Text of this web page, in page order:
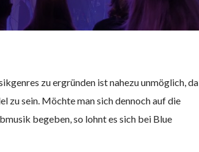
zu ergründen ist nahezu unmöglich, da
zu sein. Möchte man sich dennoch auf die
begeben, so lohnt es sich bei Blue